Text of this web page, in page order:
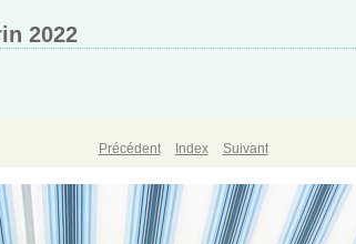
2022
Précédent Index Suivant